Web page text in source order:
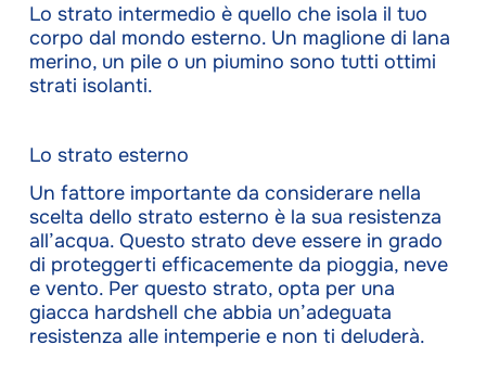
Lo strato intermedio è quello che isola il tuo
corpo dal mondo esterno. Un maglione di lana
merino, un pile o un piumino sono tutti ottimi
strati isolanti.
Lo strato esterno
Un fattore importante da considerare nella
scelta dello strato esterno è la sua resistenza
all’acqua. Questo strato deve essere in grado
di proteggerti efficacemente da pioggia, neve
e vento. Per questo strato, opta per una
giacca hardshell che abbia un’adeguata
resistenza alle intemperie e non ti deluderà.